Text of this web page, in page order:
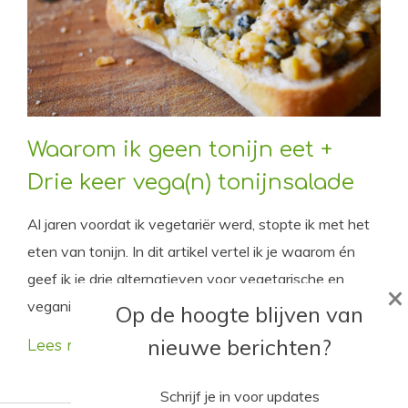
Waarom ik geen tonijn eet +
Drie keer vega(n) tonijnsalade
Al jaren voordat ik vegetariër werd, stopte ik met het
eten van tonijn. In dit artikel vertel ik je waarom én
geef ik je drie alternatieven voor vegetarische en
veganistische tonijnsalade.
Lees meer
Op de hoogte blijven van
nieuwe berichten?
Schrijf je in voor updates
×